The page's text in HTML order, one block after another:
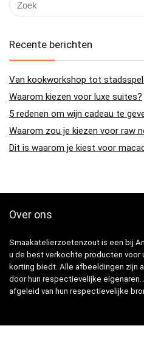
Recente berichten
Van kookworkshop tot
Waarom kiezen voor luxe suites?
5 redenen om wijn cadeau te
Waarom zou je kiezen voor raw
Dit is waarom je kiest voor
Over ons
Smaakatelierzoetenzout is een bij
u de best verkochte producten voor
korting biedt. Alle afbeeldingen zijn
door hun respectievelijke
afgeleid van hun respectievelijke